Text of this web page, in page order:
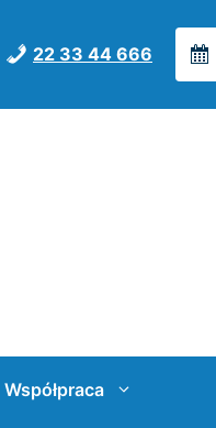
22 33 44 666
Współpraca